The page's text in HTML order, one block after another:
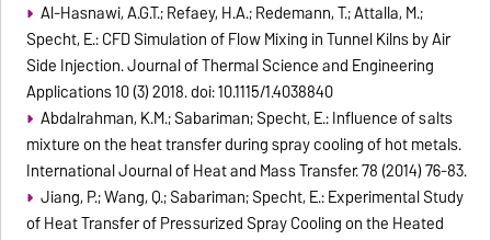
Al-Hasnawi, A.G.T.; Refaey, H.A.; Redemann, T.; Attalla, M.;
Specht, E.: CFD Simulation of Flow Mixing in Tunnel Kilns by Air
Side Injection. Journal of Thermal Science and Engineering
Applications 10 (3) 2018. doi: 10.1115/1.4038840
Abdalrahman, K.M.; Sabariman; Specht, E.: Influence of salts
mixture on the heat transfer during spray cooling of hot metals.
International Journal of Heat and Mass Transfer. 78 (2014) 76-83.
Jiang, P.; Wang, Q.; Sabariman; Specht, E.: Experimental Study
of Heat Transfer of Pressurized Spray Cooling on the Heated